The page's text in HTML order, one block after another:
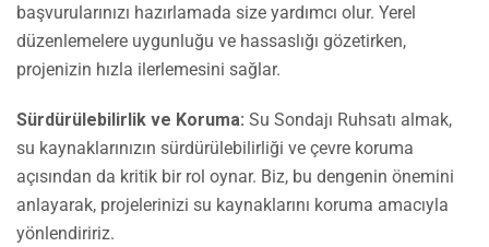
başvurularınızı hazırlamada size yardımcı olur. Yerel
düzenlemelere uygunluğu ve hassaslığı gözetirken,
projenizin hızla ilerlemesini sağlar.
Sürdürülebilirlik ve Koruma: Su Sondajı Ruhsatı almak,
su kaynaklarınızın sürdürülebilirliği ve çevre koruma
açısından da kritik bir rol oynar. Biz, bu dengenin önemini
anlayarak, projelerinizi su kaynaklarını koruma amacıyla
yönlendiririz.